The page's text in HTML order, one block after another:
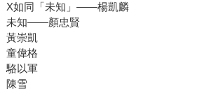
X如同「未知」――楊凱麟
未知――顏忠賢
黃崇凱
童偉格
駱以軍
陳雪